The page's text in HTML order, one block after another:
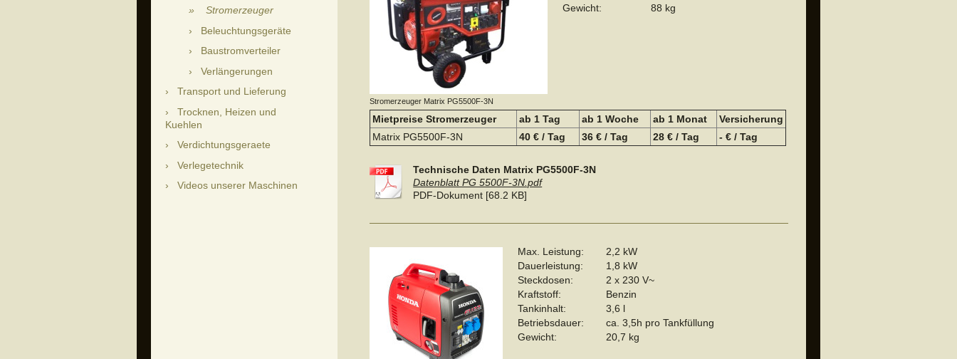
Stromerzeuger Matrix PG5500F-3N
Gewicht:
88 kg
Mietpreise Stromerzeuger ab 1 Tag ab 1 Woche ab 1 Monat
Versicherung
Matrix PG5500F-3N
40 € / Tag 36 € / Tag 28 € / Tag - € / Tag
Technische Daten Matrix PG5500F-3N
Datenblatt PG 5500F-3N.pdf
PDF-Dokument [68.2 KB]
Max. Leistung:
2,2 kW
Dauerleistung:
1,8 kW
Steckdosen:
2 x 230 V~
Kraftstoff:
Benzin
Tankinhalt:
3,6 l
Betriebsdauer:
ca. 3,5h pro Tankfüllung
Gewicht:
20,7 kg
Stromerzeuger
Beleuchtungsgeräte
Baustromverteiler
Verlängerungen
Transport und Lieferung
Trocknen, Heizen und
Kuehlen
Verdichtungsgeraete
Verlegetechnik
Videos unserer Maschinen